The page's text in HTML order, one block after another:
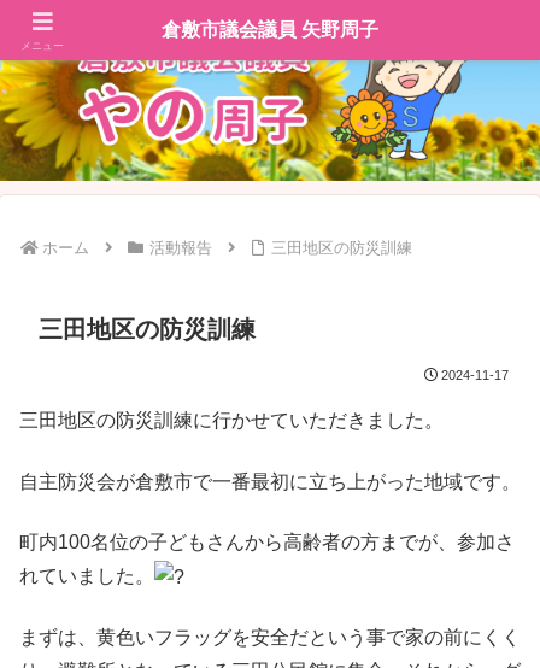
ホーム 活動報告 三田地区の防災訓練
三田地区の防災訓練
2024-11-17
三田地区の防災訓練に行かせていただきました。
自主防災会が倉敷市で一番最初に立ち上がった地域です。
町内100名位の子どもさんから高齢者の方までが、参加さ
れていました。
まずは、黄色いフラッグを安全だという事で家の前にくく
メニュー
倉敷市議会議員 矢野周子